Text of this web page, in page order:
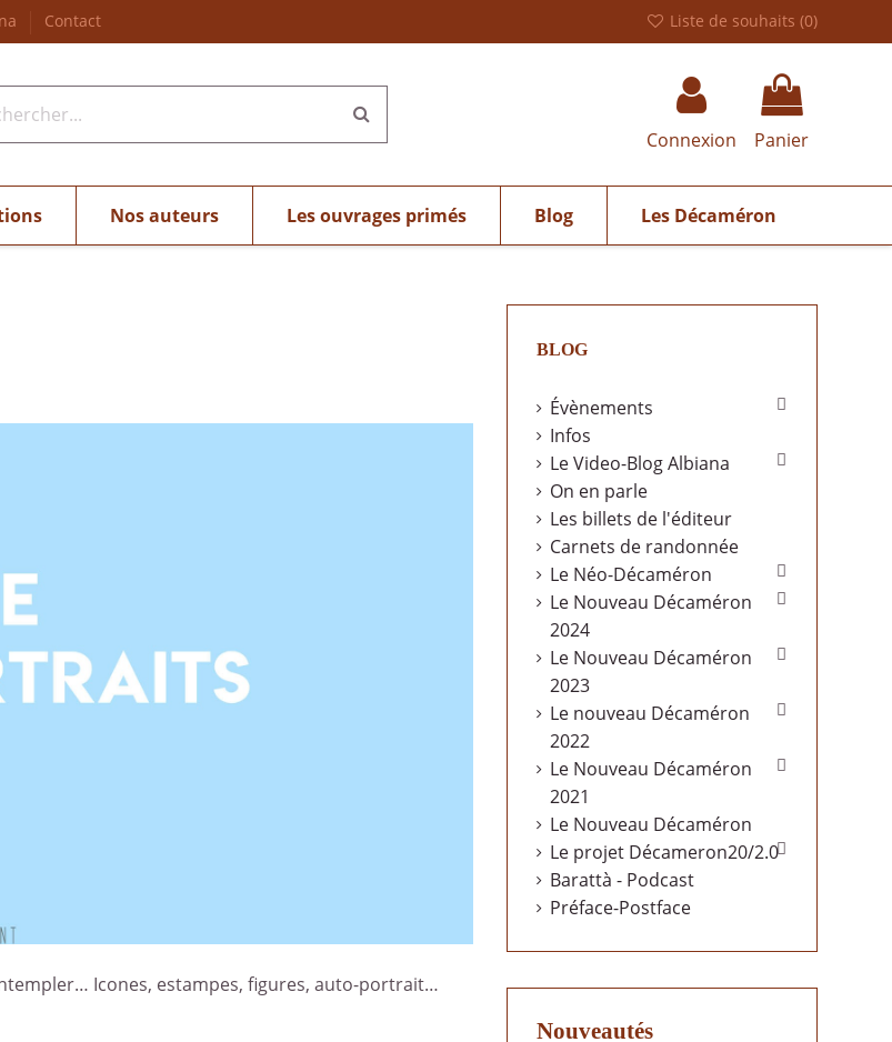
Contact Liste de souhaits (0)
Connexion Panier
Nos auteurs Les ouvrages primés Blog Les Décaméron
Icones, estampes, figures, auto-portrait…
BLOG
Évènements 
Infos
Le Video-Blog Albiana

On en parle
Les billets de l'éditeur
Carnets de randonnée
Le Néo-Décaméron

Le Nouveau Décaméron
2024

Le Nouveau Décaméron
2023

Le nouveau Décaméron
2022

Le Nouveau Décaméron
2021

Le Nouveau Décaméron
Le projet Décameron20/2.0
Barattà - Podcast
Préface-Postface
Nouveautés